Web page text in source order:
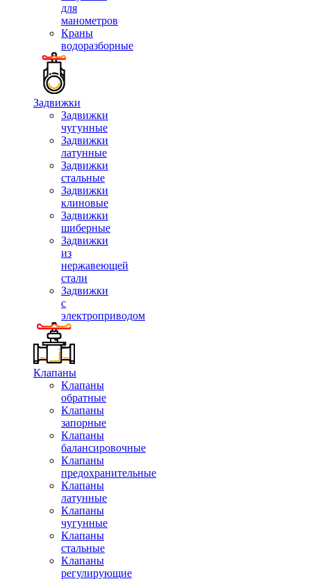
для
манометров
Краны
водоразборные
Задвижки
Задвижки
чугунные
Задвижки
латунные
Задвижки
стальные
Задвижки
клиновые
Задвижки
шиберные
Задвижки
из
нержавеющей
стали
Задвижки
с
электроприводом
Клапаны
Клапаны
обратные
Клапаны
запорные
Клапаны
балансировочные
Клапаны
предохранительные
Клапаны
латунные
Клапаны
чугунные
Клапаны
стальные
Клапаны
регулирующие